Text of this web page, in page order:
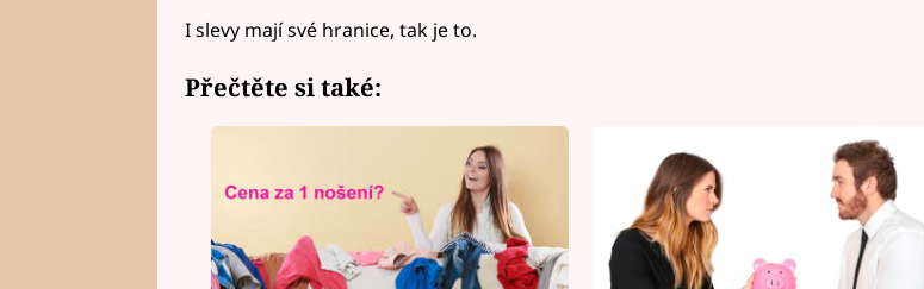
I slevy mají své hranice, tak je to.
Přečtěte si také: